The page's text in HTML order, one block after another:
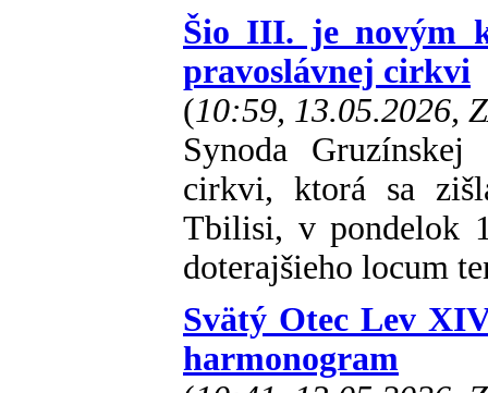
Šio III. je novým
pravoslávnej cirkvi
(10:59, 13.05.2026,
Synoda Gruzínskej
cirkvi, ktorá sa
Tbilisi, v pondelok
doterajšieho locum
Svätý Otec Lev
harmonogram